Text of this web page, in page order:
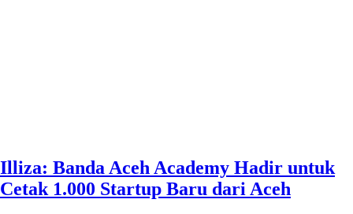
Illiza: Banda Aceh Academy Hadir untuk
Cetak 1.000 Startup Baru dari Aceh